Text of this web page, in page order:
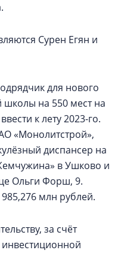
Сурен Егян и
для нового
на 550 мест на
к лету 2023-го.
«Монолитстрой»,
диспансер на
в Ушково и
Ольги Форш, 9.
985,276 млн рублей.
за счёт